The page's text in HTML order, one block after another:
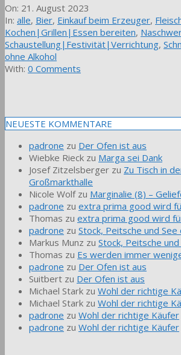
2023-
08-
21
On: 21. August 2023
In: alle, Bier, Einkauf beim Erzeuger,
Kochen|Grillen|Essen bereiten,
Schaustellung|Festivität|Verrichtung,
ohne Alkohol
With: 0 Comments
NEUESTE KOMMENTARE
padrone zu Der Ofen ist aus
Wiebke Rieck zu Marga sei Dank
Josef Zitzelsberger zu Zu Tisch in
Großmarkthalle
Nicole Wolfzu Marginalie (8) –
padrone zu extra prima good wird
Thomas zu extra prima good wird
padrone zu Stock, Peitsche und
Markus Munz zu Stock, Peitsche
Thomas zu Es werden immer
padrone zu Der Ofen ist aus
Suitbert zu Der Ofen ist aus
Michael Stark zu Wohl der richtige
Michael Stark zu Wohl der richtige
padrone zu Wohl der richtige Käufer
padrone zu Wohl der richtige Käufer